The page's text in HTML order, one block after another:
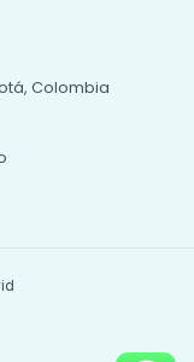
Colombia